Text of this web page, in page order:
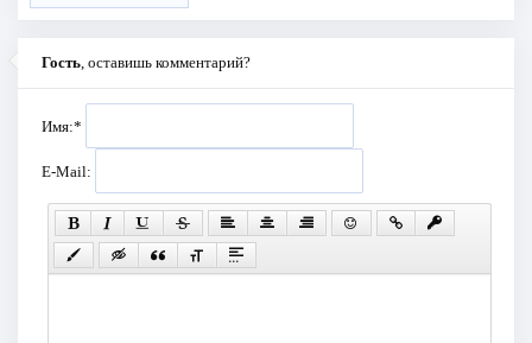
Гость , оставишь комментарий?
Имя:*
E-Mail: